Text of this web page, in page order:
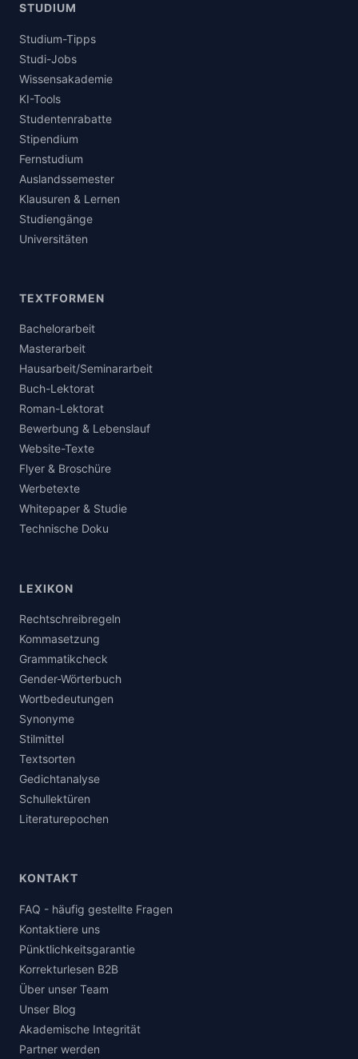
STUDIUM
Studium-Tipps
Studi-Jobs
Wissensakademie
KI-Tools
Studentenrabatte
Stipendium
Fernstudium
Auslandssemester
Klausuren & Lernen
Studiengänge
Universitäten
TEXTFORMEN
Bachelorarbeit
Masterarbeit
Hausarbeit/Seminararbeit
Buch-Lektorat
Roman-Lektorat
Bewerbung & Lebenslauf
Website-Texte
Flyer & Broschüre
Werbetexte
Whitepaper & Studie
Technische Doku
LEXIKON
Rechtschreibregeln
Kommasetzung
Grammatikcheck
Gender-Wörterbuch
Wortbedeutungen
Synonyme
Stilmittel
Textsorten
Gedichtanalyse
Schullektüren
Literaturepochen
KONTAKT
FAQ - häufig gestellte Fragen
Kontaktiere uns
Pünktlichkeitsgarantie
Korrekturlesen B2B
Über unser Team
Unser Blog
Akademische Integrität
Partner werden